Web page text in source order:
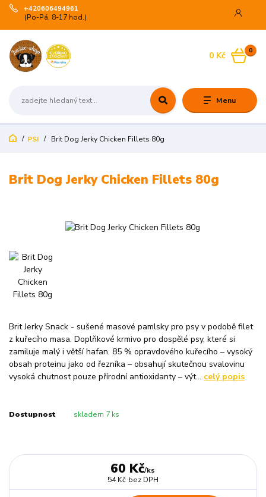
Menu
+420606494961
(Po-Pá, 8-17 hod.)
0
0 Kč
PSI Brit Dog Jerky Chicken Fillets 80g
Brit Dog Jerky Chicken Fillets 80g
Brit Jerky Snack - sušené masové pamlsky pro psy v podobě filet
z kuřecího masa. Doplňkové krmivo pro dospělé psy, které si
zamiluje malý i větší hafan. 85 % opravdového kuřecího – vysoký
obsah proteinu jako od řezníka – obsahují skutečnou svalovinu
vysoká chutnost pouze přírodní antioxidanty – výt... celý popis
Dostupnost skladem 7 ks
60 Kč/ks
54 Kč bez DPH